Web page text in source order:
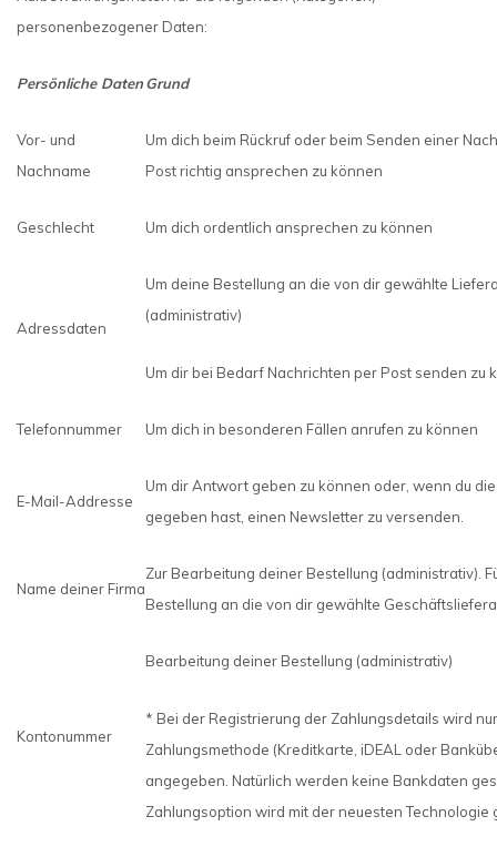
personenbezogener Daten:
Persönliche DatenGrund
Vor- und
Nachname
Um dich beim Rückruf oder beim Senden einer
Post richtig ansprechen zu können
Geschlecht Um dich ordentlich ansprechen zu können
Adressdaten
Um deine Bestellung an die von dir gewählte
(administrativ)
Um dir bei Bedarf Nachrichten per Post senden zu
Telefonnummer Um dich in besonderen Fällen anrufen zu können
E-Mail-Addresse
Um dir Antwort geben zu können oder, wenn du
gegeben hast, einen Newsletter zu versenden.
Name deiner Firma
Zur Bearbeitung deiner Bestellung (administrativ).
Bestellung an die von dir gewählte
Kontonummer
Bearbeitung deiner Bestellung (administrativ)
* Bei der Registrierung der Zahlungsdetails wird
Zahlungsmethode (Kreditkarte, iDEAL oder
angegeben. Natürlich werden keine Bankdaten
Zahlungsoption wird mit der neuesten Technologie